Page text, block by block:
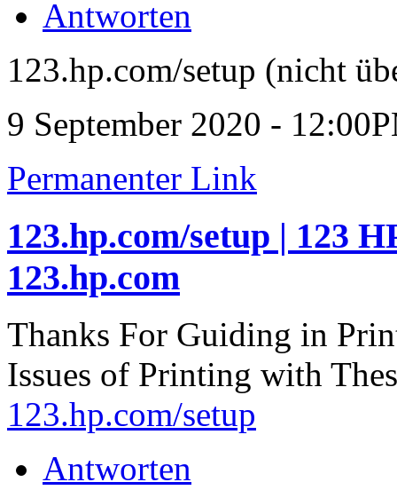
Antworten
123.hp.com/setup (nicht
9 September 2020 -
Permanenter Link
123.hp.com/setup | 123
123.hp.com
Thanks For Guiding in
Issues of Printing with
123.hp.com/setup
Antworten